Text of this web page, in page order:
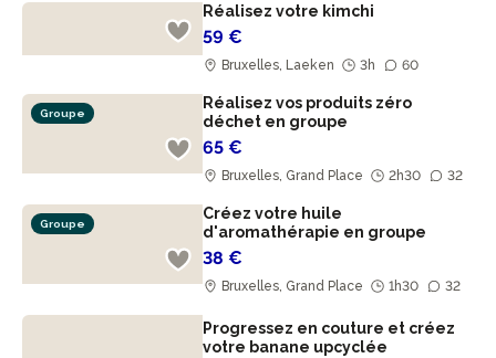
Réalisez votre kimchi
59 €
Bruxelles, Laeken 3h 60
Groupe
Réalisez vos produits zéro
déchet en groupe
65 €
Bruxelles, Grand Place 2h30 32
Groupe
Créez votre huile
d'aromathérapie en groupe
38 €
Bruxelles, Grand Place 1h30 32
Progressez en couture et créez
votre banane upcyclée